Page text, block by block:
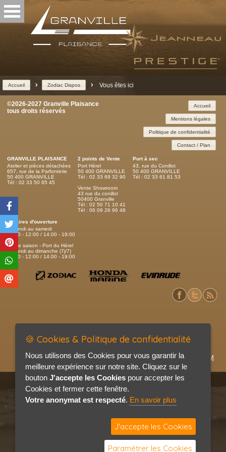
Accueil > Zodiac Dispos > Vous êtes ici
©2026-2027 Granville Plaisance
tous droits réservés
Accueil
Mentions légales
Politique de confidentialité
Contact / Plan
GRANVILLE PLAISANCE
Atelier et pièces détachées
657, rue de la Parfonterie
50 400 GRANVILLE
Tél : 02 33 50 65 45
2 points de Vente
Port Hérel
50 400 GRANVILLE
Tél : 02 33 69 32 90
Vente Showroom
43 rue du conillot
50400 Granville
Tél : 02 50 71 10 41
Tél : 06 09 26 96 48
Port à sec
43, rue du Conillot
50 400 GRANVILLE
Tél : 02 33 61 81 53
Horaires d'ouverture
Du lundi au samedi
09:00 - 12:00 / 14:00 - 19:00
Haute saison - Port du Hérel
Du lundi au dimanche (7j/7)
09:00 - 12:00 / 14:00 - 19:00
🍪 Cookies & Politique de confidentialité
Nous utilisons des Cookies pour vous garantir la
meilleure expérience sur notre site. Cliquez sur le
bouton J'accepte les Cookies pour accepter les
Cookies et fermer cette fenêtre.
Votre anonymat est respecté. En savoir plus
J'accepte les Cookies
Paramétrer les Cookies